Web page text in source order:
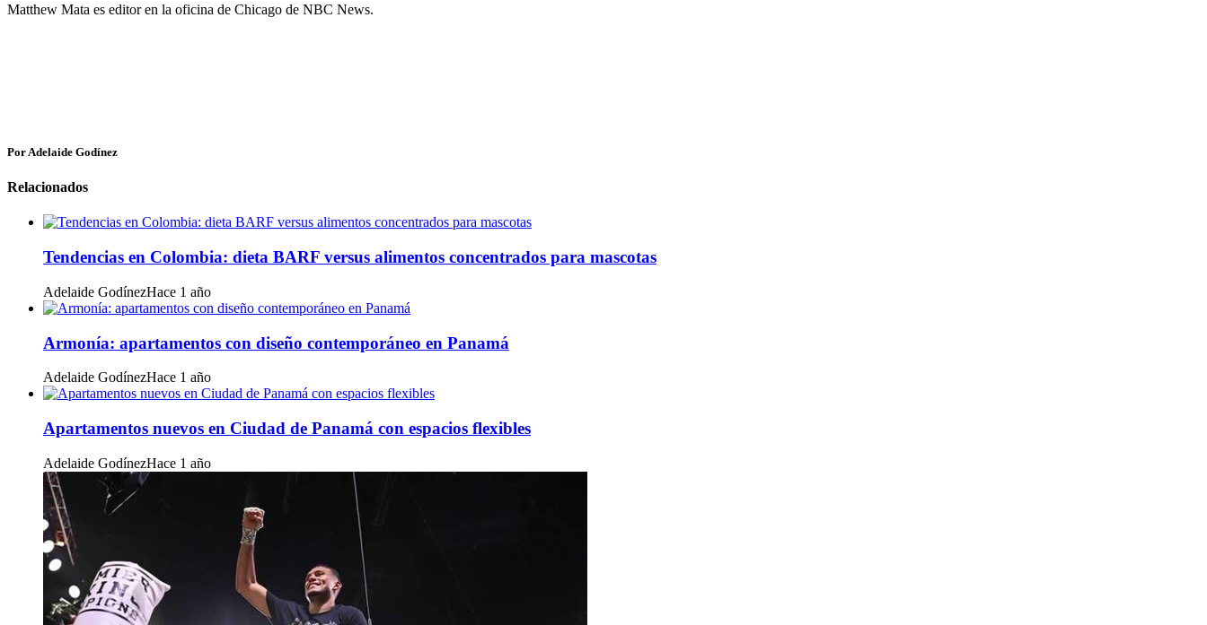
Matthew Mata es editor en la oficina de Chicago de NBC News.
Por Adelaide Godínez
Relacionados
Tendencias en Colombia: dieta BARF versus alimentos concentrados para mascotas
Adelaide GodínezHace 1 año
Armonía: apartamentos con diseño contemporáneo en Panamá
Adelaide GodínezHace 1 año
Apartamentos nuevos en Ciudad de Panamá con espacios flexibles
Adelaide GodínezHace 1 año